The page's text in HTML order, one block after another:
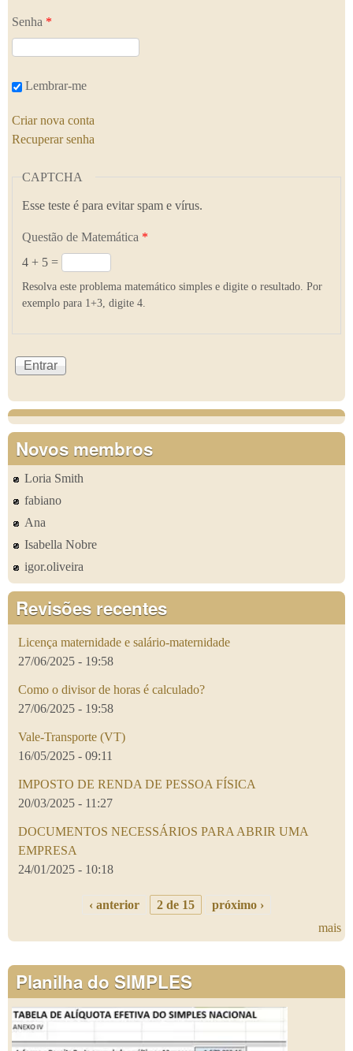
Senha *
Lembrar-me
Criar nova conta
Recuperar senha
CAPTCHA
Esse teste é para evitar spam e vírus.
Questão de Matemática *
4 + 5 =
Resolva este problema matemático simples e digite o resultado. Por
exemplo para 1+3, digite 4.
Novos membros
Loria Smith
fabiano
Ana
Isabella Nobre
igor.oliveira
Revisões recentes
Licença maternidade e salário-maternidade
27/06/2025 - 19:58
Como o divisor de horas é calculado?
27/06/2025 - 19:58
Vale-Transporte (VT)
16/05/2025 - 09:11
IMPOSTO DE RENDA DE PESSOA FÍSICA
20/03/2025 - 11:27
DOCUMENTOS NECESSÁRIOS PARA ABRIR UMA
EMPRESA
24/01/2025 - 10:18
‹ anterior 2 de 15
próximo ›
mais
Planilha do SIMPLES